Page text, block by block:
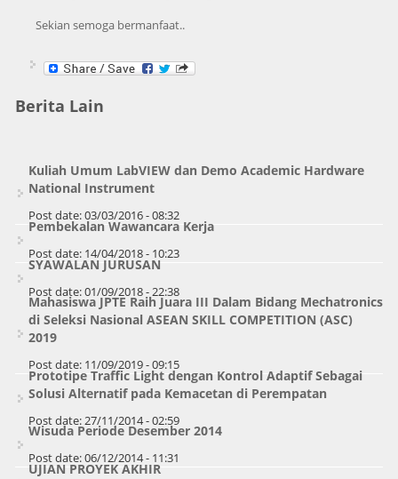
Sekian semoga bermanfaat..
Berita Lain
Kuliah Umum LabVIEW dan Demo Academic Hardware
National Instrument
Post date:03/03/2016 - 08:32
Pembekalan Wawancara Kerja
Post date: 14/04/2018 - 10:23
SYAWALAN JURUSAN
Post date:01/09/2018 - 22:38
Mahasiswa JPTE Raih Juara III Dalam Bidang Mechatronics
di Seleksi Nasional ASEAN SKILL COMPETITION (ASC)
2019
Post date: 11/09/2019 - 09:15
Prototipe Traffic Light dengan Kontrol Adaptif Sebagai
Solusi Alternatif pada Kemacetan di Perempatan
Post date:27/11/2014 - 02:59
Wisuda Periode Desember 2014
Post date:06/12/2014 - 11:31
UJIAN PROYEK AKHIR